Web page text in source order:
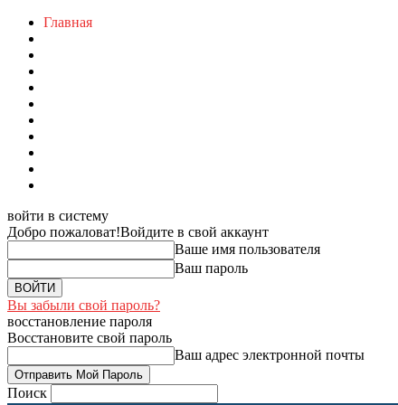
Главная
войти в систему
Добро пожаловат!Войдите в свой аккаунт
Ваше имя пользователя
Ваш пароль
Вы забыли свой пароль?
восстановление пароля
Восстановите свой пароль
Ваш адрес электронной почты
Поиск